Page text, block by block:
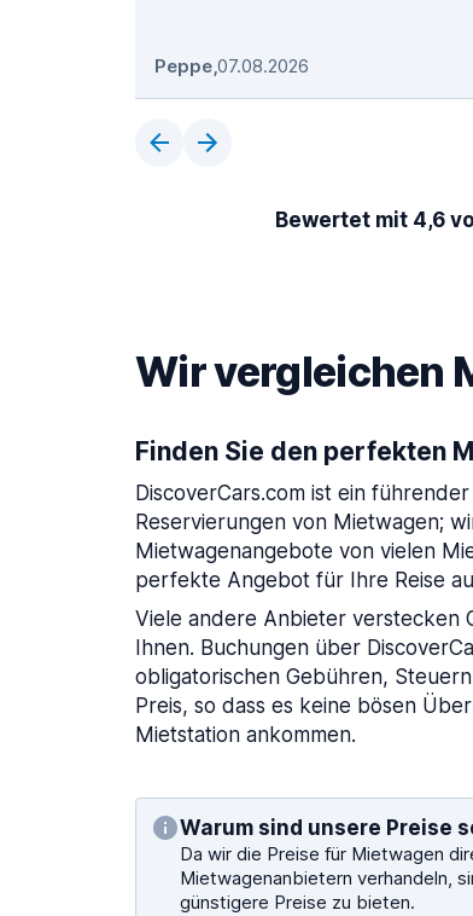
Peppe,07.08.2026
Bewertet mit 4,6
Wir vergleichen
Finden Sie den perfekten
DiscoverCars.com ist ein
Reservierungen von Mietwagen;
Mietwagenangebote von vielen
perfekte Angebot für Ihre Reise
Viele andere Anbieter verstecken
Ihnen. Buchungen über
obligatorischen Gebühren,
Preis, so dass es keine bösen
Mietstation ankommen.
Warum sind unsere Preise
Da wir die Preise für Mietwagen
Mietwagenanbietern verhandeln,
günstigere Preise zu bieten.